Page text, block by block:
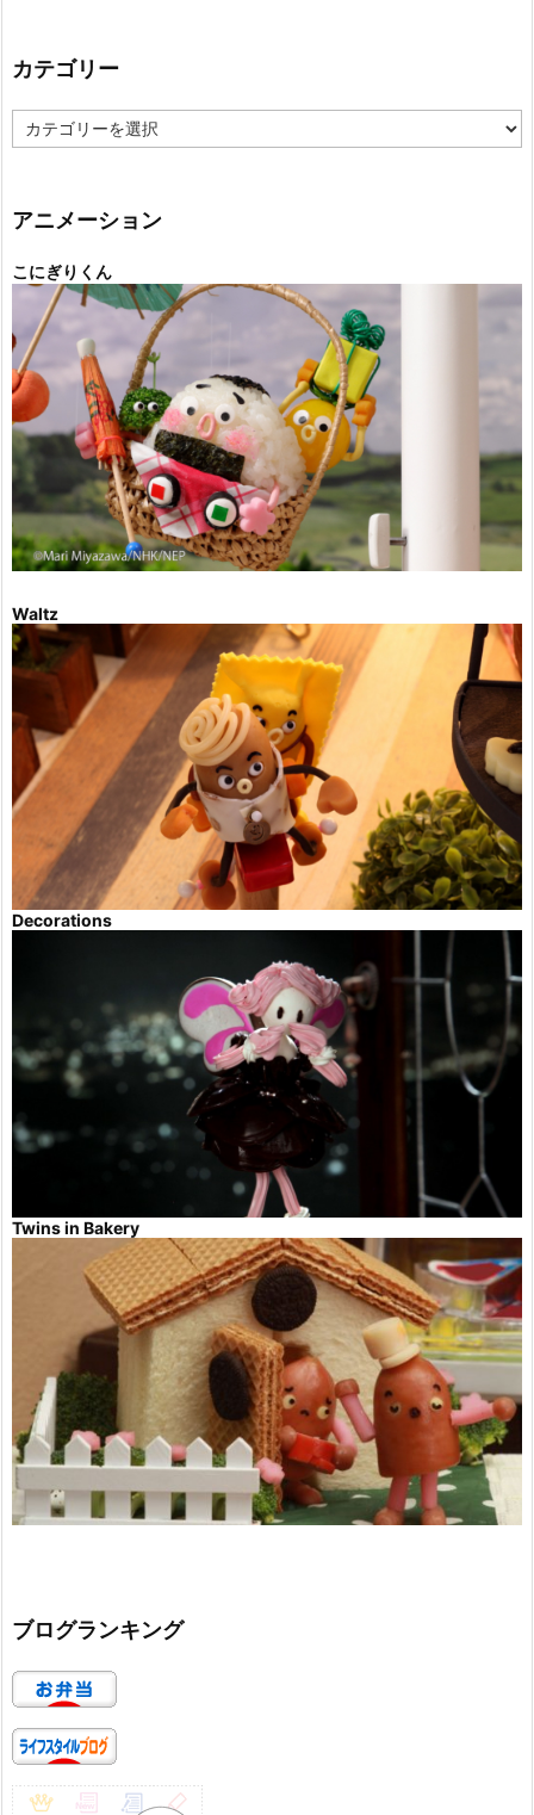
カテゴリー
テ
ー
アニメーション
こにぎりくん
Waltz
Decorations
Twins in Bakery
ブログランキング